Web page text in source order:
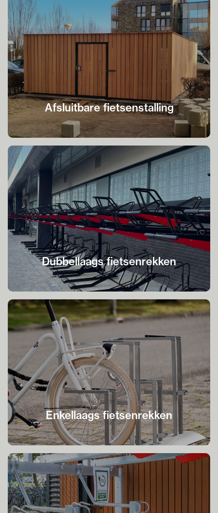
Afsluitbare fietsenstalling
Dubbellaags fietsenrekken
Enkellaags fietsenrekken